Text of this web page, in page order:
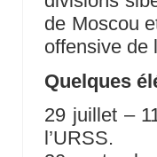
de Moscou
offensive de
Quelques
29 juillet –
l’URSS.